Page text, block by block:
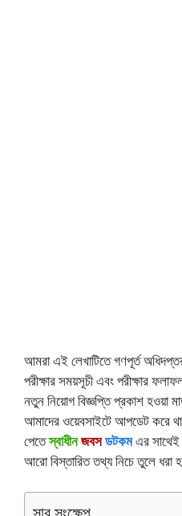
আমরা এই লেখাটিতে গণপূর্ত
পরীক্ষার সময়সূচী এবং পরীক্ষার
নতুন নিয়োগ বিজ্ঞপ্তি প্রকাশ হওয়া
আমাদের ওয়েবসাইটে আপডেট করে
পেতেস্বাধীনজবসডটকমএর সাথেই
আরো বিস্তারিত তথ্য নিচে তুলে ধরা